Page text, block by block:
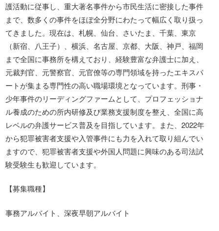
護活動に従事し、重大著名事件から市民生活に密接した事件
まで、数多くの事件をほぼ全分野にわたって幅広く取り扱っ
てきました。現在は、札幌、仙台、さいたま、千葉、東京
（新宿、八王子）、横浜、名古屋、京都、大阪、神戸、福岡
まで全国に事務所を構えており、経験豊富な弁護士に加え、
元裁判官、元警察官、元官僚等の専門領域を持ったエキスパ
ートが集まる専門性の高い職場環境となっています。刑事・
少年事件のリーディングファームとして、プロフェッショナ
ル養成のための所内研修及び業務支援制度を整え、全国に高
レベルの弁護サービス普及を目指しています。また、2022年
から犯罪被害者支援や入管事件にも力を入れて取り組んでい
ますので、犯罪被害者支援や外国人問題に興味のある司法試
験受験生も歓迎しています。
【募集職種】
事務アルバイト、深夜早朝アルバイト